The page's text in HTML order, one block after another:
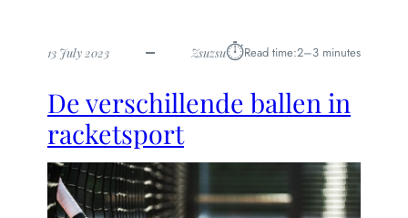
13 July 2023 Zsuzsu⏱︎Read time:2–3 minutes
De verschillende ballen in
racketsport